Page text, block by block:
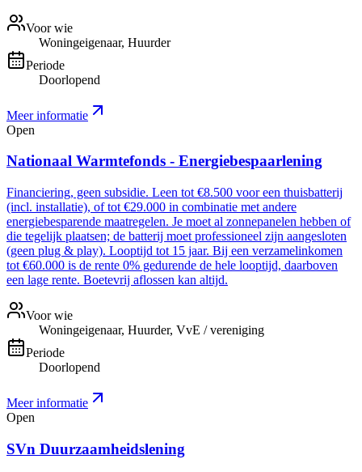
Voor wie
Woningeigenaar, Huurder
Periode
Doorlopend
Meer informatie
Open
Nationaal Warmtefonds - Energiebespaarlening
Financiering, geen subsidie. Leen tot €8.500 voor een thuisbatterij
(incl. installatie), of tot €29.000 in combinatie met andere
energiebesparende maatregelen. Je moet al zonnepanelen hebben of
die tegelijk plaatsen; de batterij moet professioneel zijn aangesloten
(geen plug & play). Looptijd tot 15 jaar. Bij een verzamelinkomen
tot €60.000 is de rente 0% gedurende de hele looptijd, daarboven
een lage rente. Boetevrij aflossen kan altijd.
Voor wie
Woningeigenaar, Huurder, VvE / vereniging
Periode
Doorlopend
Meer informatie
Open
SVn Duurzaamheidslening